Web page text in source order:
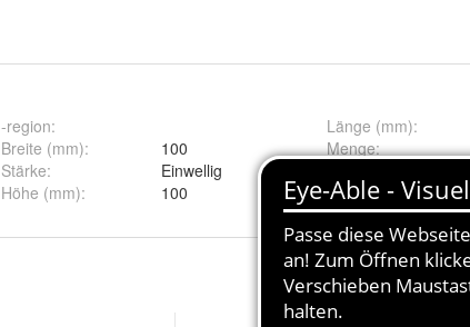
-region:
Breite (mm):
100
Stärke:
Einwellig
Höhe (mm): 100
Länge (mm):
Menge: